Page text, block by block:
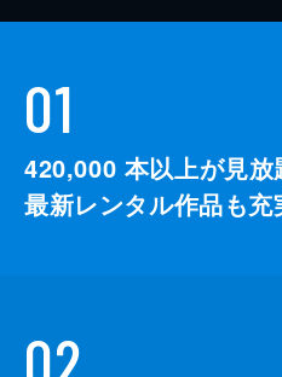
01
420,000 本以上が見放
最新レンタル作品も充
02